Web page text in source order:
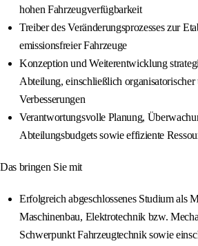
hohen Fahrzeugverfügbarkeit
Treiber des Veränderungsprozesses zur
emissionsfreier Fahrzeuge
Konzeption und Weiterentwicklung
Abteilung, einschließlich organisatorischer
Verbesserungen
Verantwortungsvolle Planung,
Abteilungsbudgets sowie effiziente
Das bringen Sie mit
Erfolgreich abgeschlossenes Studium als
Maschinenbau, Elektrotechnik bzw.
Schwerpunkt Fahrzeugtechnik sowie